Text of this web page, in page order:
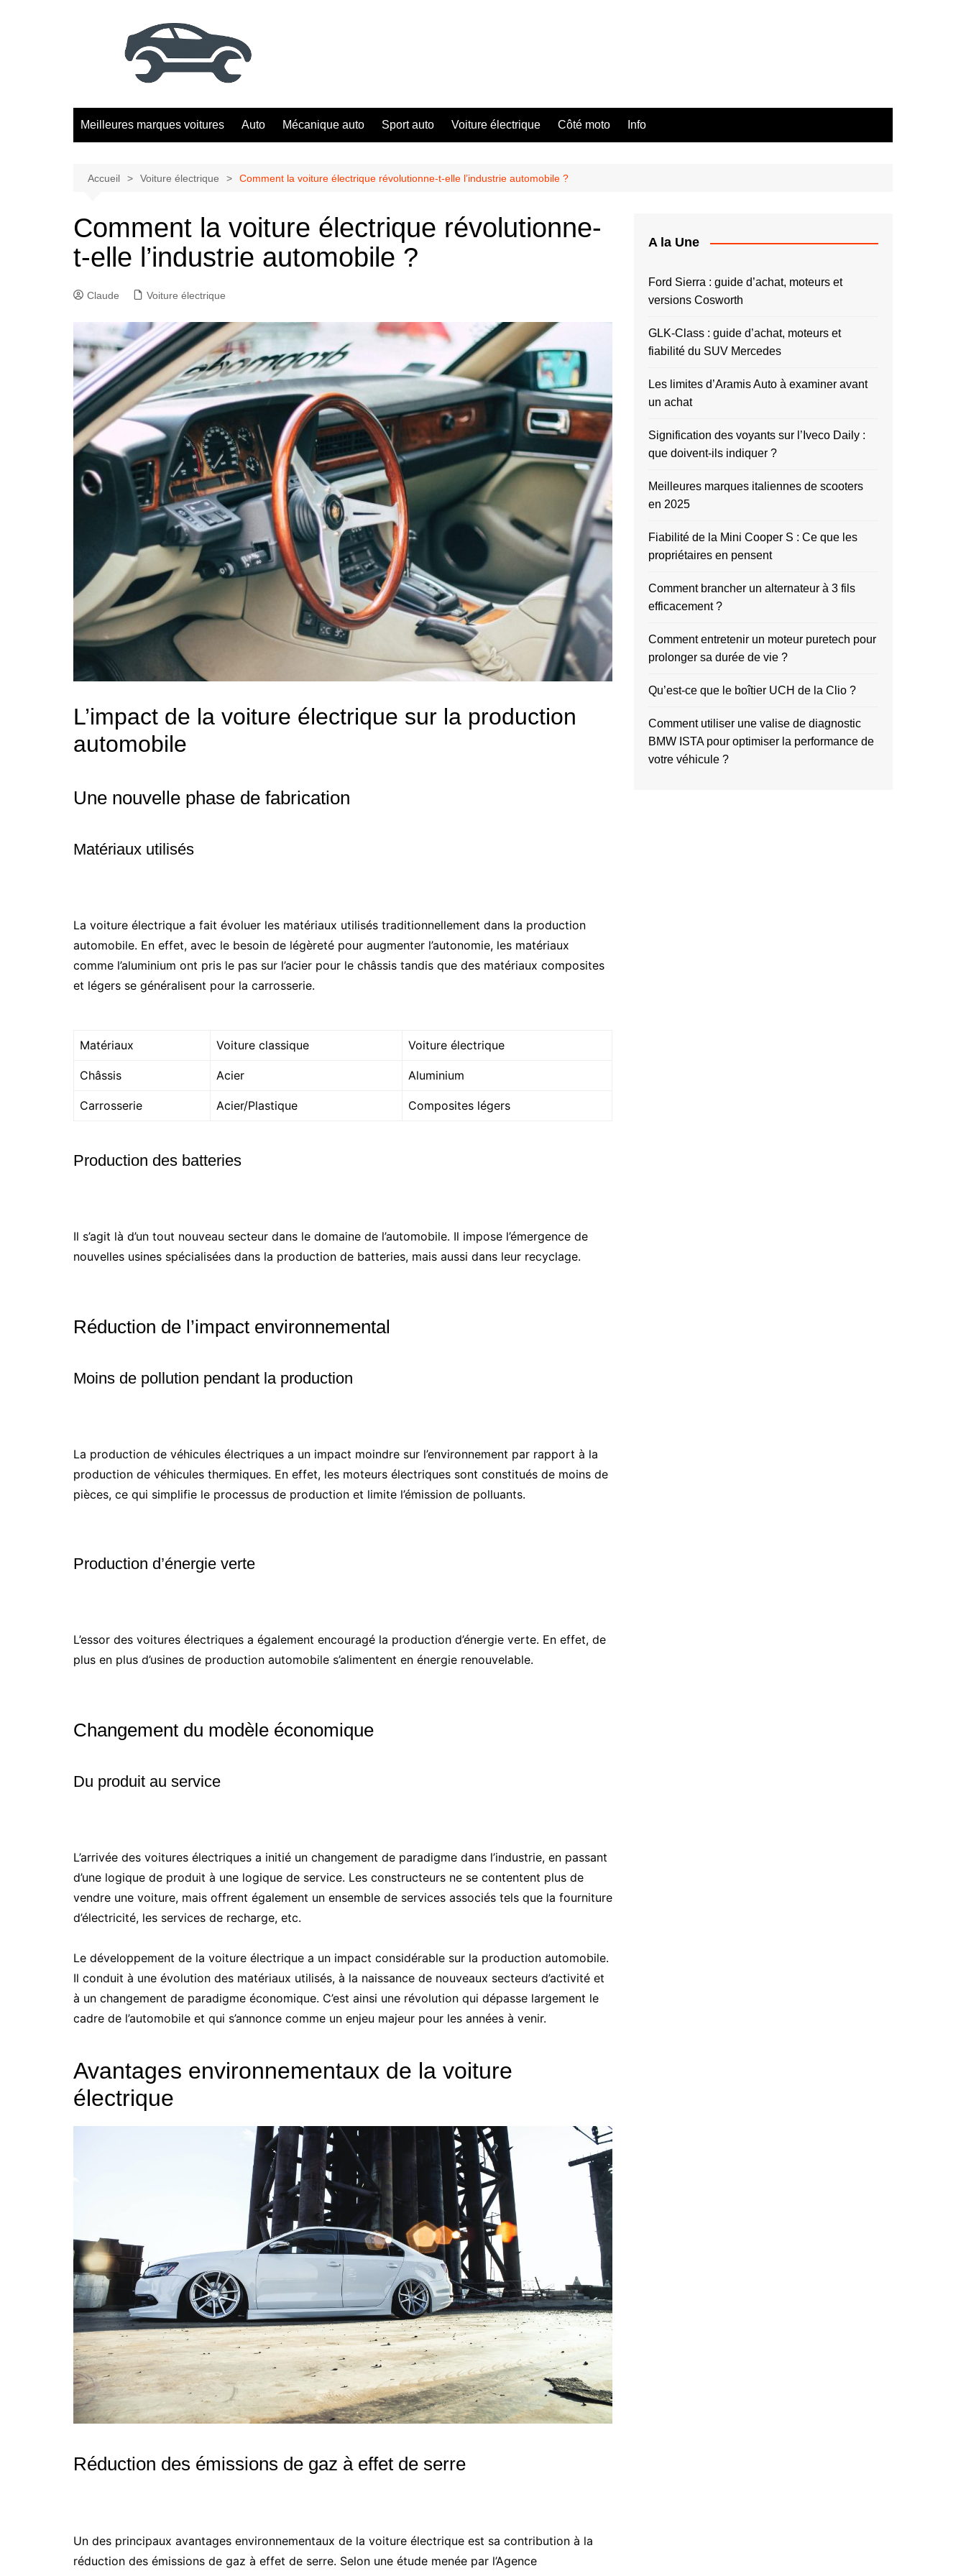
Meilleures marques voitures Auto Mécanique auto Sport auto Voiture électrique Côté moto Info
Accueil Voiture électrique Comment la voiture électrique révolutionne-t-elle l’industrie automobile ?
Comment la voiture électrique révolutionne-
t-elle l’industrie automobile ?
Claude Voiture électrique
L’impact de la voiture électrique sur la production
automobile
Une nouvelle phase de fabrication
Matériaux utilisés
La voiture électrique a fait évoluer les matériaux utilisés traditionnellement dans la production
automobile. En effet, avec le besoin de légèreté pour augmenter l’autonomie, les matériaux
comme l’aluminium ont pris le pas sur l’acier pour le châssis tandis que des matériaux composites
et légers se généralisent pour la carrosserie.
Matériaux Voiture classique Voiture électrique
Châssis Acier Aluminium
Carrosserie Acier/Plastique Composites légers
Production des batteries
Il s’agit là d’un tout nouveau secteur dans le domaine de l’automobile. Il impose l’émergence de
nouvelles usines spécialisées dans la production de batteries, mais aussi dans leur recyclage.
Réduction de l’impact environnemental
Moins de pollution pendant la production
La production de véhicules électriques a un impact moindre sur l’environnement par rapport à la
production de véhicules thermiques. En effet, les moteurs électriques sont constitués de moins de
pièces, ce qui simplifie le processus de production et limite l’émission de polluants.
Production d’énergie verte
L’essor des voitures électriques a également encouragé la production d’énergie verte. En effet, de
plus en plus d’usines de production automobile s’alimentent en énergie renouvelable.
Changement du modèle économique
Du produit au service
L’arrivée des voitures électriques a initié un changement de paradigme dans l’industrie, en passant
d’une logique de produit à une logique de service. Les constructeurs ne se contentent plus de
vendre une voiture, mais offrent également un ensemble de services associés tels que la fourniture
d’électricité, les services de recharge, etc.
Le développement de la voiture électrique a un impact considérable sur la production automobile.
Il conduit à une évolution des matériaux utilisés, à la naissance de nouveaux secteurs d’activité et
à un changement de paradigme économique. C’est ainsi une révolution qui dépasse largement le
cadre de l’automobile et qui s’annonce comme un enjeu majeur pour les années à venir.
Avantages environnementaux de la voiture
électrique
Réduction des émissions de gaz à effet de serre
Un des principaux avantages environnementaux de la voiture électrique est sa contribution à la
réduction des émissions de gaz à effet de serre. Selon une étude menée par l’Agence
A la Une
Ford Sierra : guide d’achat, moteurs et
versions Cosworth
GLK-Class : guide d’achat, moteurs et
fiabilité du SUV Mercedes
Les limites d’Aramis Auto à examiner avant
un achat
Signification des voyants sur l’Iveco Daily :
que doivent-ils indiquer ?
Meilleures marques italiennes de scooters
en 2025
Fiabilité de la Mini Cooper S : Ce que les
propriétaires en pensent
Comment brancher un alternateur à 3 fils
efficacement ?
Comment entretenir un moteur puretech pour
prolonger sa durée de vie ?
Qu’est-ce que le boîtier UCH de la Clio ?
Comment utiliser une valise de diagnostic
BMW ISTA pour optimiser la performance de
votre véhicule ?